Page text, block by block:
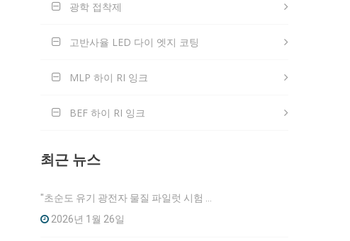
광학 접착제
고반사율 LED 다이 엣지 코팅
MLP 하이 RI 잉크
BEF 하이 RI 잉크
최근 뉴스
2026년 1월 26일